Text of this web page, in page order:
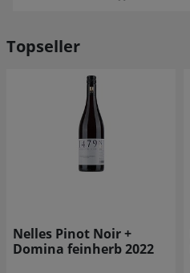
Topseller
Nelles Pinot Noir +
Domina feinherb 2022